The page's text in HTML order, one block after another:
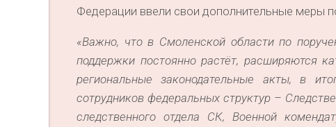
Федерации ввели свои дополнительные меры
«Важно, что в Смоленской области по
поддержки постоянно растёт, расширяются
региональные законодательные акты, в
сотрудников федеральных структур –
следственного отдела СК, Военной